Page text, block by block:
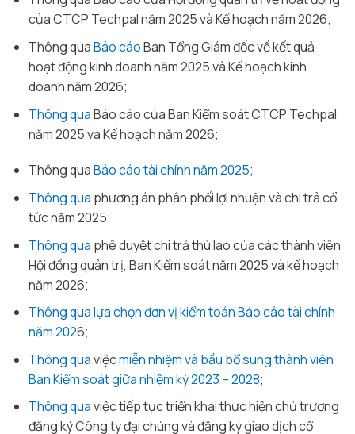
của CTCP Techpal năm 2025 và Kế hoạch năm 2026;
Thông quaBáo cáoBan Tổng Giám đốc về kết quả
hoạt động kinh doanh năm 2025 và Kế hoạch kinh
doanh năm 2026;
Thông quaBáo cáo của Ban Kiểm soát CTCP Techpal
năm 2025 và Kế hoạch năm 2026;
Thông quaBáo cáo tài chính năm 2025;
Thông qua phương án phân phối lợi nhuận và chi trả cổ
tức năm 2025;
Thông qua phê duyệt chi trả thù lao của các thành viên
Hội đồng quản trị, Ban Kiểm soát năm 2025 và kế hoạch
năm 2026;
Thông qualựa chọn đơn vị kiểm toán Báo cáo tài chính
năm 2026;
Thông quaviệcmiễn nhiệm và bầu bổ sung thành viên
Ban Kiểm soát giữa nhiệm kỳ 2023 – 2028;
Thông quaviệc tiếp tục triển khai thực hiện chủ trương
đăng ký Công ty đại chúng và đăng ký giao dịch cổ